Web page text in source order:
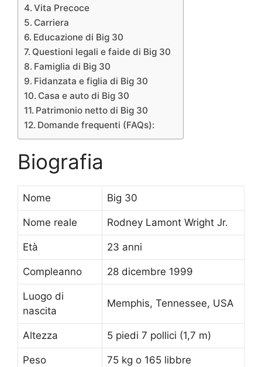
Vita Precoce
Carriera
Educazione di Big 30
Questioni legali e faide di Big 30
Famiglia di Big 30
Fidanzata e figlia di Big 30
Casa e auto di Big 30
Patrimonio netto di Big 30
Domande frequenti (FAQs):
Biografia
Nome Big 30
Nome reale Rodney Lamont Wright Jr.
Età 23 anni
Compleanno 28 dicembre 1999
Luogo di
nascita
Memphis, Tennessee, USA
Altezza 5 piedi 7 pollici (1,7 m)
Peso 75 kg o 165 libbre